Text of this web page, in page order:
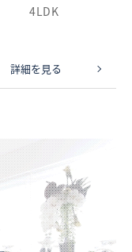
4LDK
詳細を見る